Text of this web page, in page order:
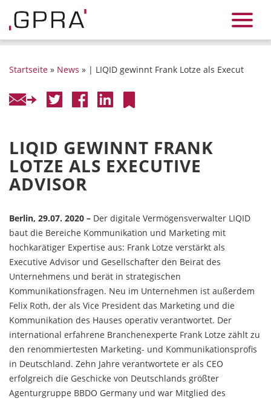
Startseite » News » | LIQID gewinnt Frank Lotze als Execut
LIQID GEWINNT FRANK
LOTZE ALS EXECUTIVE
ADVISOR
Berlin, 29.07. 2020 – Der digitale Vermögensverwalter LIQID
baut die Bereiche Kommunikation und Marketing mit
hochkarätiger Expertise aus: Frank Lotze verstärkt als
Executive Advisor und Gesellschafter den Beirat des
Unternehmens und berät in strategischen
Kommunikationsfragen. Neu im Unternehmen ist außerdem
Felix Roth, der als Vice President das Marketing und die
Kommunikation des Hauses operativ verantwortet. Der
international erfahrene Branchenexperte Frank Lotze zählt zu
den renommiertesten Marketing- und Kommunikationsprofis
in Deutschland. Zehn Jahre verantwortete er als CEO
erfolgreich die Geschicke von Deutschlands größter
Agenturgruppe BBDO Germany und war Mitglied des